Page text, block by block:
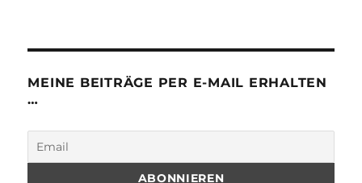
MEINE BEITRÄGE PER E-MAIL ERHALTEN
…